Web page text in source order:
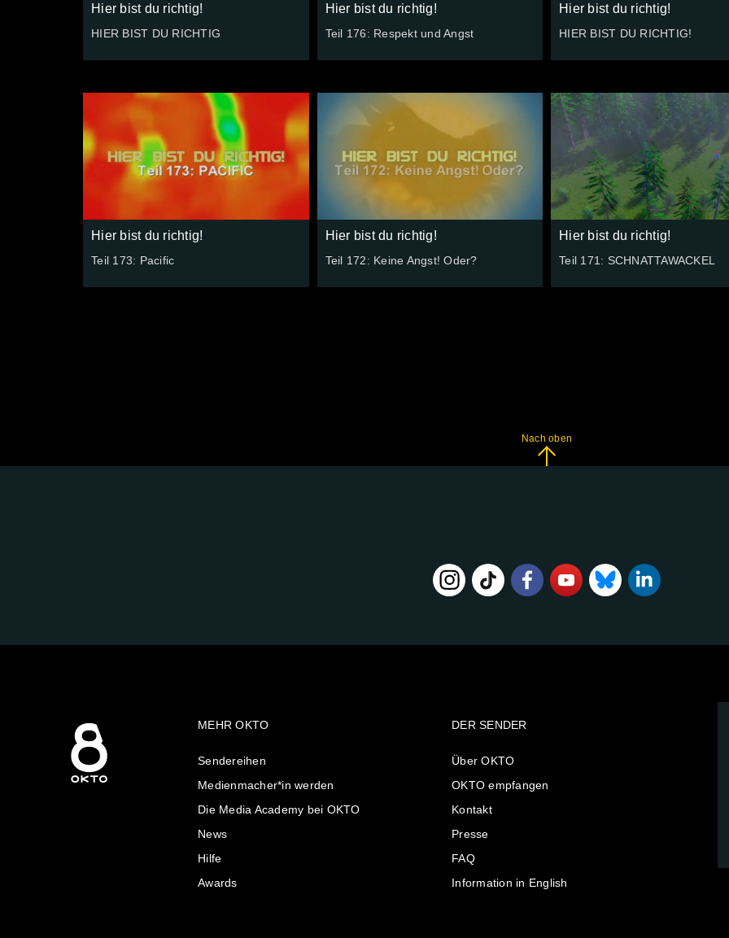
Hier bist du richtig!
HIER BIST DU RICHTIG
Hier bist du richtig!
Teil 176: Respekt und Angst
Hier bist du richtig!
HIER BIST DU RICHTIG!
Hier bist du richtig!
Teil 173: Pacific
Hier bist du richtig!
Teil 172: Keine Angst! Oder?
Hier bist du richtig!
Teil 171: SCHNATTAWACKEL
Nach oben
MEHR OKTO
Sendereihen
Medienmacher*in werden
Die Media Academy bei OKTO
News
Hilfe
Awards
DER SENDER
Über OKTO
OKTO empfangen
Kontakt
Presse
FAQ
Information in English